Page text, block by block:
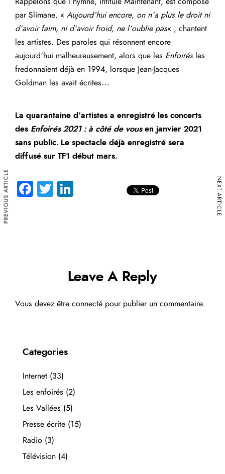
par Slimane. « Aujourd’hui encore, on n’a plus le droit ni
d’avoir faim, ni d’avoir froid, ne l’oublie pas« , chantent
les artistes. Des paroles qui résonnent encore
aujourd’hui malheureusement, alors que les Enfoirésles
fredonnaient déjà en 1994, lorsque Jean-Jacques
Goldman les avait écrites…
La quarantaine d’artistes a enregistré les concerts
des Enfoirés 2021 : à côté de vousen janvier 2021
sans public. Le spectacle déjà enregistré sera
diffusé sur TF1 début mars.
Fa
T
Leave A Reply
Vous devez être connecté pour publier un commentaire.
PREVIOUS ARTICLE NEXT ARTICLE
Categories
Internet (33)
Les enfoirés (2)
Les Vallées (5)
Presse écrite (15)
Radio (3)
Télévision (4)